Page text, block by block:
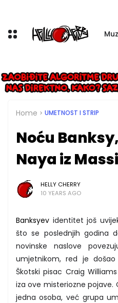
Home UMETNOST I STRIP
Noću
Naya iz
HELLY CHERRY
10 YEARS AGO
Banksyev identitet još
što se poslednjih godina
novinske naslove
umjetnikom, red je
Škotski pisac Craig
iza ove misteriozne pojave.
jedna osoba, već grupa